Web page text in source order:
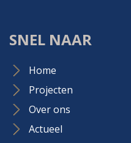
SNEL NAAR
Home
Projecten
Over ons
Actueel